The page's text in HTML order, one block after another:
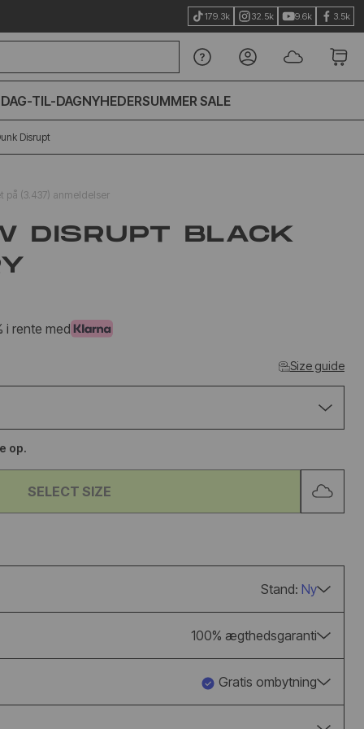
179.3k 32.5k 9.6k 3.5k
DAG-TIL-DAGNYHEDERSUMMER SALE
CHESTNUT
LUX BLACK
Disrupt
på (3.437) anmeldelser
DISRUPT BLACK
i rente med
Size guide
op.
SELECT SIZE
Stand: Ny
100% ægthedsgaranti
Gratis ombytning